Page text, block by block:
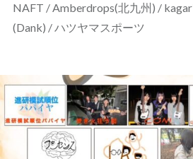
NAFT / Amberdrops(北九州) /
(Dank) / ハツヤマスポーツ